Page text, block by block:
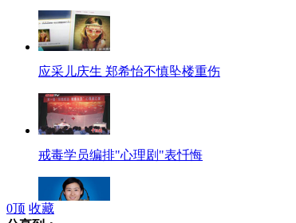
应采儿庆生 郑希怡不慎坠楼重伤
戒毒学员编排"心理剧"表忏悔
0顶 收藏